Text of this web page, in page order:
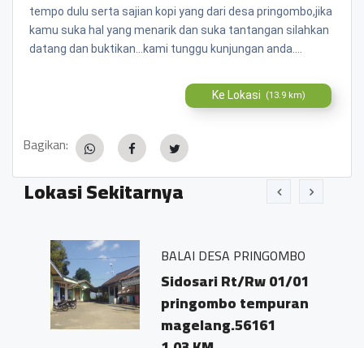
tempo dulu serta sajian kopi yang dari desa pringombo,jika
kamu suka hal yang menarik dan suka tantangan silahkan
datang dan buktikan...kami tunggu kunjungan anda....
Ke Lokasi (13.9 km)
Bagikan:
Lokasi Sekitarnya
BALAI DESA PRINGOMBO
Sidosari Rt/Rw 01/01
pringombo tempuran
magelang.56161